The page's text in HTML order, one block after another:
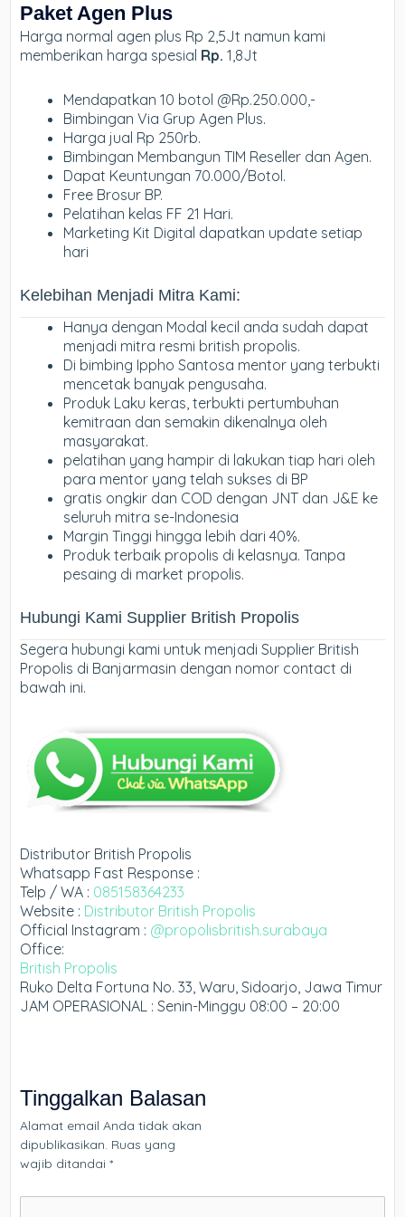
Paket Agen Plus
Harga normal agen plus Rp 2,5Jt namun kami
memberikan harga spesial Rp. 1,8Jt
Mendapatkan 10 botol @Rp.250.000,-
Bimbingan Via Grup Agen Plus.
Harga jual Rp 250rb.
Bimbingan Membangun TIM Reseller dan Agen.
Dapat Keuntungan 70.000/Botol.
Free Brosur BP.
Pelatihan kelas FF 21 Hari.
Marketing Kit Digital dapatkan update setiap
hari
Kelebihan Menjadi Mitra Kami:
Hanya dengan Modal kecil anda sudah dapat
menjadi mitra resmi british propolis.
Di bimbing Ippho Santosa mentor yang terbukti
mencetak banyak pengusaha.
Produk Laku keras, terbukti pertumbuhan
kemitraan dan semakin dikenalnya oleh
masyarakat.
pelatihan yang hampir di lakukan tiap hari oleh
para mentor yang telah sukses di BP
gratis ongkir dan COD dengan JNT dan J&E ke
seluruh mitra se-Indonesia
Margin Tinggi hingga lebih dari 40%.
Produk terbaik propolis di kelasnya. Tanpa
pesaing di market propolis.
Hubungi Kami Supplier British Propolis
Segera hubungi kami untuk menjadi Supplier British
Propolis di Banjarmasin dengan nomor contact di
bawah ini.
Distributor British Propolis
Whatsapp Fast Response :
Telp / WA : 085158364233
Website : Distributor British Propolis
Official Instagram : @propolisbritish.surabaya
Office:
British Propolis
Ruko Delta Fortuna No. 33, Waru, Sidoarjo, Jawa Timur
JAM OPERASIONAL : Senin-Minggu 08:00 – 20:00
Tinggalkan Balasan
Alamat email Anda tidak akan
dipublikasikan. Ruas yang
wajib ditandai*